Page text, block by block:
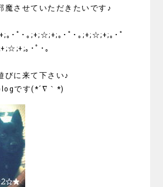
魔させていただきたいです♪
｡･ﾟ･｡;+;☆;+;｡･ﾟ･｡;+;☆;+;｡･ﾟ
｡･ﾟ･｡
びに来て下さい♪
です(*´∇｀*)